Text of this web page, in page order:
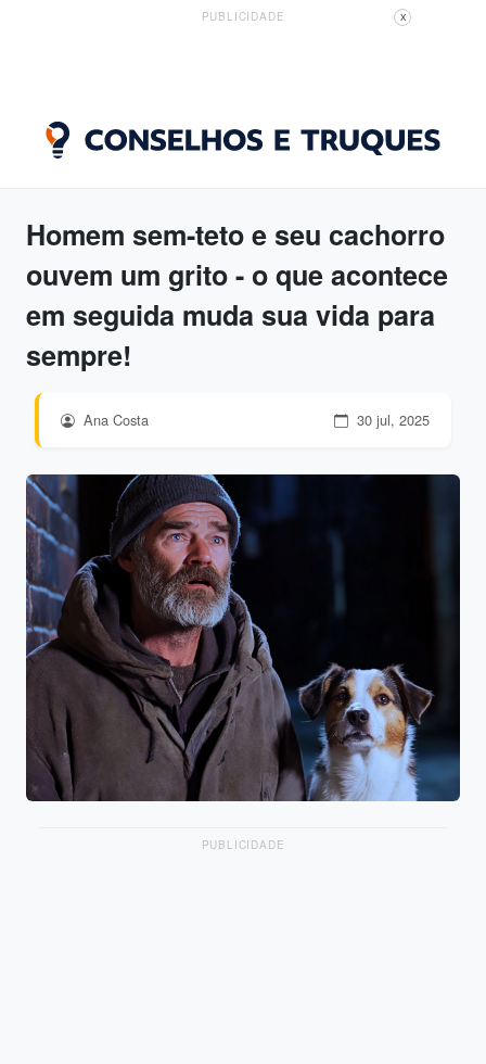
PUBLICIDADE X
Homem sem-teto e seu cachorro
ouvem um grito - o que acontece
em seguida muda sua vida para
sempre!
Ana Costa 30 jul, 2025
PUBLICIDADE